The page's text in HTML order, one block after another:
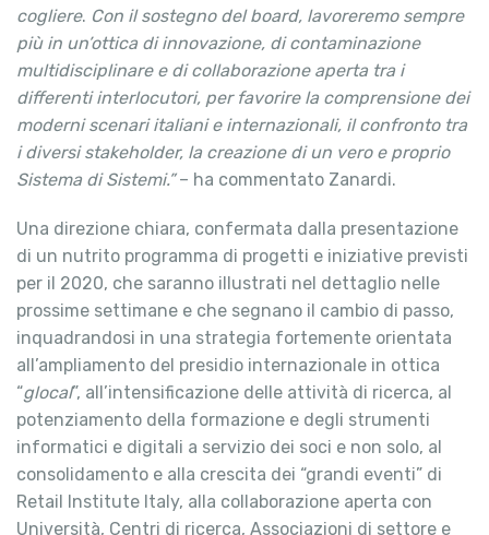
cogliere. Con il sostegno del board, lavoreremo sempre
più in un’ottica di innovazione, di contaminazione
multidisciplinare e di collaborazione aperta tra i
differenti interlocutori, per favorire la comprensione dei
moderni scenari italiani e internazionali, il confronto tra
i diversi stakeholder, la creazione di un vero e proprio
Sistema di Sistemi.”– ha commentato Zanardi.
Una direzione chiara, confermata dalla presentazione
di un nutrito programma di progetti e iniziative previsti
per il 2020, che saranno illustrati nel dettaglio nelle
prossime settimane e che segnano il cambio di passo,
inquadrandosi in una strategia fortemente orientata
all’ampliamento del presidio internazionale in ottica
“glocal”, all’intensificazione delle attività di ricerca, al
potenziamento della formazione e degli strumenti
informatici e digitali a servizio dei soci e non solo, al
consolidamento e alla crescita dei “grandi eventi” di
Retail Institute Italy, alla collaborazione aperta con
Università, Centri di ricerca, Associazioni di settore e